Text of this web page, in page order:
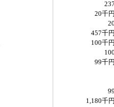
20千
457千
100千
99千
1,180千